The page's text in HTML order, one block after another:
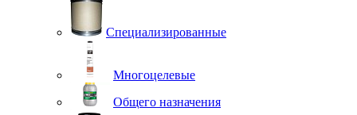
Специализированные
Многоцелевые
Общего назначения